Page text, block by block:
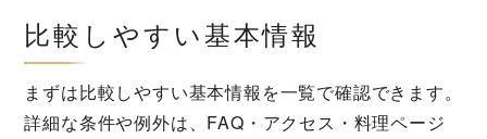
比較しやすい基本情報
まずは比較しやすい基本情報を一覧で確認できます。
詳細な条件や例外は、FAQ・アクセス・料理ページ